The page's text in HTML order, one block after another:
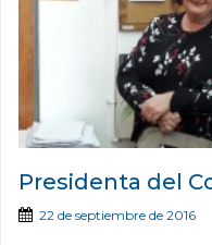
Presidenta del
22 de septiembre de 2016